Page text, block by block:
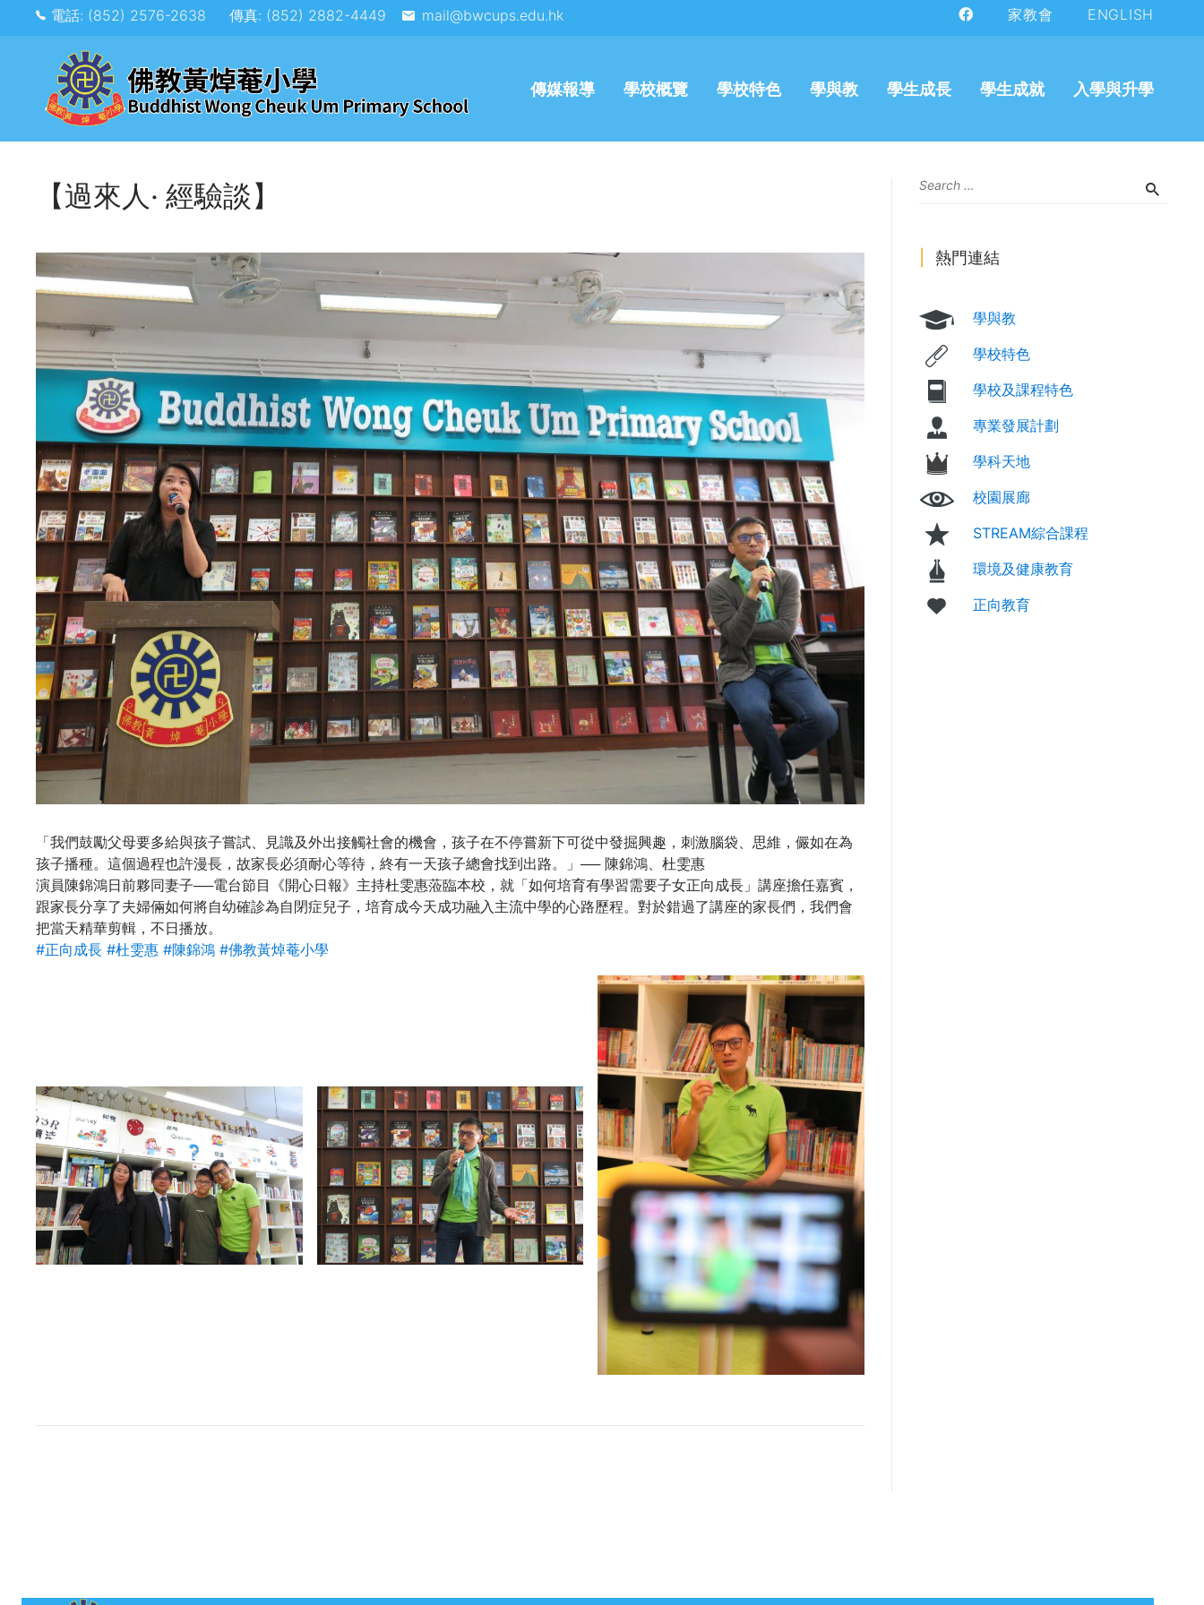
電話: (852) 2576-2638 傳真: (852) 2882-4449 mail@bwcups.edu.hk 家教會 ENGLISH
傳媒報導 學校概覽 學校特色 學與教 學生成長 學生成就 入學與升學
【過來人‧ 經驗談】
「我們鼓勵父母要多給與孩子嘗試、見識及外出接觸社會的機會，孩子在不停嘗新下可從中發掘興趣，刺激腦袋、思維，儼如在為
孩子播種。這個過程也許漫長，故家長必須耐心等待，終有一天孩子總會找到出路。」── 陳錦鴻、杜雯惠
演員陳錦鴻日前夥同妻子──電台節目《開心日報》主持杜雯惠蒞臨本校，就「如何培育有學習需要子女正向成長」講座擔任嘉賓，
跟家長分享了夫婦倆如何將自幼確診為自閉症兒子，培育成今天成功融入主流中學的心路歷程。對於錯過了講座的家長們，我們會
把當天精華剪輯，不日播放。
#正向成長 #杜雯惠 #陳錦鴻 #佛教黃焯菴小學
熱門連結
學與教
學校特色
學校及課程特色
專業發展計劃
學科天地
校園展廊
STREAM綜合課程
環境及健康教育
正向教育